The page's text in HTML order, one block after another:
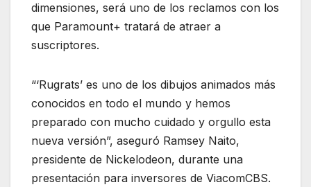
dimensiones, será uno de los reclamos con los
que Paramount+ tratará de atraer a
suscriptores.
“‘Rugrats’ es uno de los dibujos animados más
conocidos en todo el mundo y hemos
preparado con mucho cuidado y orgullo esta
nueva versión”, aseguró Ramsey Naito,
presidente de Nickelodeon, durante una
presentación para inversores de ViacomCBS.